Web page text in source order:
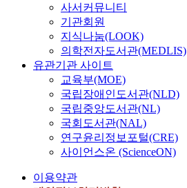
사서커뮤니티
기관회원
지식나눔(LOOK)
의학전자도서관(MEDLIS)
유관기관 사이트
교육부(MOE)
국립장애인도서관(NLD)
국립중앙도서관(NL)
국회도서관(NAL)
연구윤리정보포털(CRE)
사이언스온 (ScienceON)
이용약관